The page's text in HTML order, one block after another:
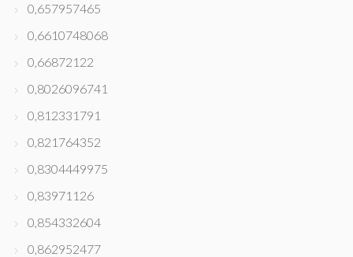
0,657957465
0,6610748068
0,66872122
0,8026096741
0,812331791
0,821764352
0,8304449975
0,83971126
0,854332604
0,862952477